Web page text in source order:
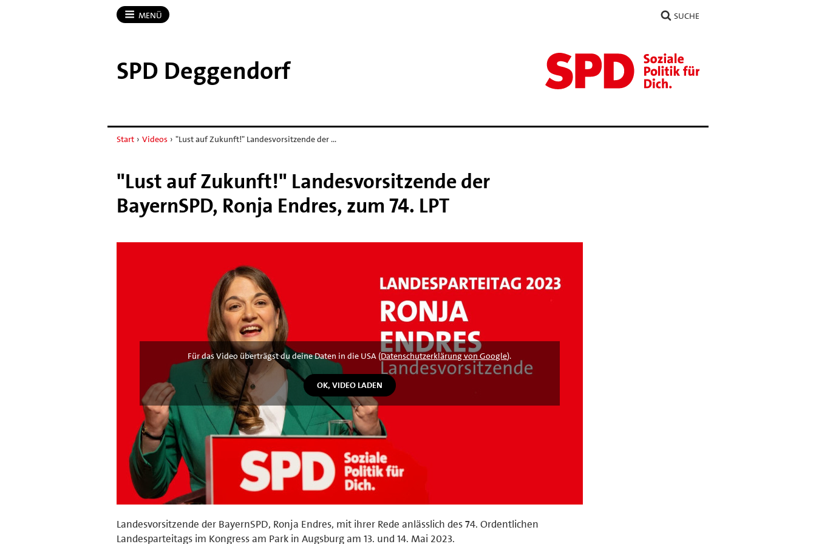
MENÜ SUCHE
SPD Deggendorf
Start › Videos › "Lust auf Zukunft!" Landesvorsitzende der …
"Lust auf Zukunft!" Landesvorsitzende der
BayernSPD, Ronja Endres, zum 74. LPT
Für das Video überträgst du deine Daten in die USA (Datenschutzerklärung von Google).
Landesvorsitzende der BayernSPD, Ronja Endres, mit ihrer Rede anlässlich des 74. Ordentlichen
Landesparteitags im Kongress am Park in Augsburg am 13. und 14. Mai 2023.